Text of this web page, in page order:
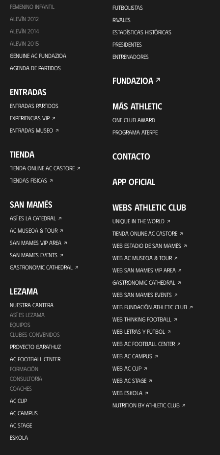
FEMENINO INFANTIL
ALEVÍN 2012
ALEVÍN 2014
ALEVÍN 2015
GENUINE AC FUNDAZIOA
AGENDA DE PARTIDOS
ENTRADAS
ENTRADAS PARTIDOS
EXPERIENCIAS VIP
ENTRADAS MUSEO
TIENDA
TIENDA ONLINE AC CASTORE
TIENDAS FÍSICAS
SAN MAMÉS
ASÍ ES LA CATEDRAL
AC MUSEOA & TOUR
SAN MAMES VIP AREA
SAN MAMES EVENTS
GASTRONOMIC CATHEDRAL
LEZAMA
NUESTRA CANTERA
ASÍ ES LEZAMA
EQUIPOS
CLUBES CONVENIDOS
PROYECTO GARATHUZ
AC FOOTBALL CENTER
FORMACIÓN
CONSULTORÍA
COACHES
AC CUP
AC CAMPUS
AC STAGE
ESKOLA
FUTBOLISTAS
RIVALES
ESTADÍSTICAS HISTÓRICAS
PRESIDENTES
ENTRENADORES
FUNDAZIOA
MÁS ATHLETIC
ONE CLUB AWARD
PROGRAMA ATERPE
CONTACTO
APP OFICIAL
WEBS ATHLETIC CLUB
UNIQUE IN THE WORLD
TIENDA ONLINE AC CASTORE
WEB ESTADIO DE SAN MAMÉS
WEB AC MUSEOA & TOUR
WEB SAN MAMES VIP AREA
GASTRONOMIC CATHEDRAL
WEB SAN MAMES EVENTS
WEB FUNDACIÓN ATHLETIC CLUB
WEB THINKING FOOTBALL
WEB LETRAS Y FÚTBOL
WEB AC FOOTBALL CENTER
WEB AC CAMPUS
WEB AC CUP
WEB AC STAGE
WEB ESKOLA
NUTRITION BY ATHLETIC CLUB